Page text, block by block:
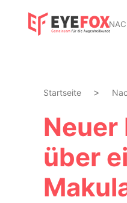
Startseite
Neuer
über